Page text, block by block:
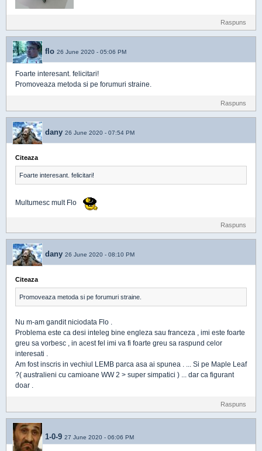
Raspuns
flo 26 June 2020 - 05:06 PM
Foarte interesant. felicitari!
Promoveaza metoda si pe forumuri straine.
Raspuns
dany 26 June 2020 - 07:54 PM
Citeaza
Foarte interesant. felicitari!
Multumesc mult Flo
Raspuns
dany 26 June 2020 - 08:10 PM
Citeaza
Promoveaza metoda si pe forumuri straine.
Nu m-am gandit niciodata Flo .
Problema este ca desi inteleg bine engleza sau franceza , imi este foarte
greu sa vorbesc , in acest fel imi va fi foarte greu sa raspund celor
interesati .
Am fost inscris in vechiul LEMB parca asa ai spunea . ... Si pe Maple Leaf
?( australieni cu camioane WW 2 > super simpatici ) ... dar ca figurant
doar .
Raspuns
1-0-9 27 June 2020 - 06:06 PM